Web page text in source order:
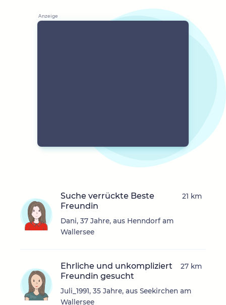
Suche verrückte Beste
Freundin
Dani, 37 Jahre, aus Henndorf am
Wallersee
21 km
Ehrliche und unkompliziert
Freundin gesucht
Juli_1991, 35 Jahre, aus Seekirchen am
Wallersee
27 km